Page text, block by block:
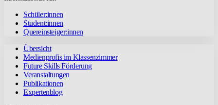
Schüler:innen
Student:innen
Quereinsteiger:innen
Übersicht
Medienprofis im Klassenzimmer
Future Skills Förderung
Veranstaltungen
Publikationen
Expertenblog